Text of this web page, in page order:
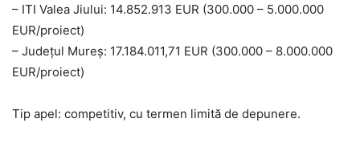
– ITI Valea Jiului: 14.852.913 EUR (300.000 – 5.000.000
EUR/proiect)
– Județul Mureș: 17.184.011,71 EUR (300.000 – 8.000.000
EUR/proiect)
Tip apel: competitiv, cu termen limită de depunere.